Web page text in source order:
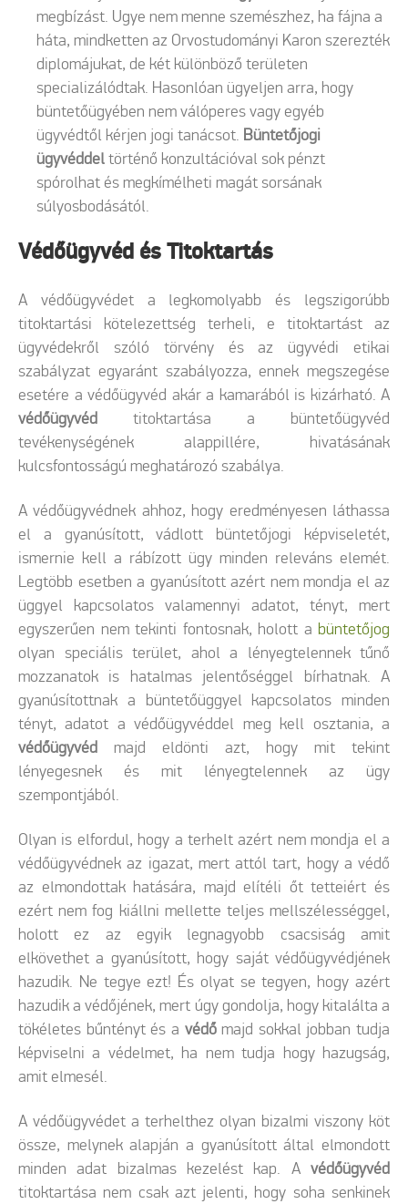
megbízást. Ugye nem menne szemészhez, ha fájna a
háta, mindketten az Orvostudományi Karon szerezték
diplomájukat, de két különböző területen
specializálódtak. Hasonlóan ügyeljen arra, hogy
büntetőügyében nem válóperes vagy egyéb
ügyvédtől kérjen jogi tanácsot. Büntetőjogi
ügyvéddeltörténő konzultációval sok pénzt
spórolhat és megkímélheti magát sorsának
súlyosbodásától.
Védőügyvéd és Titoktartás
A védőügyvédet a legkomolyabb és legszigorúbb
titoktartási kötelezettség terheli, e titoktartást az
ügyvédekről szóló törvény és az ügyvédi etikai
szabályzat egyaránt szabályozza, ennek megszegése
esetére a védőügyvéd akár a kamarából is kizárható. A
védőügyvéd titoktartása a büntetőügyvéd
tevékenységének alappillére, hivatásának
kulcsfontosságú meghatározó szabálya.
A védőügyvédnek ahhoz, hogy eredményesen láthassa
el a gyanúsított, vádlott büntetőjogi képviseletét,
ismernie kell a rábízott ügy minden releváns elemét.
Legtöbb esetben a gyanúsított azért nem mondja el az
üggyel kapcsolatos valamennyi adatot, tényt, mert
egyszerűen nem tekinti fontosnak, holott a büntetőjog
olyan speciális terület, ahol a lényegtelennek tűnő
mozzanatok is hatalmas jelentőséggel bírhatnak. A
gyanúsítottnak a büntetőüggyel kapcsolatos minden
tényt, adatot a védőügyvéddel meg kell osztania, a
védőügyvéd majd eldönti azt, hogy mit tekint
lényegesnek és mit lényegtelennek az ügy
szempontjából.
Olyan is elfordul, hogy a terhelt azért nem mondja el a
védőügyvédnek az igazat, mert attól tart, hogy a védő
az elmondottak hatására, majd elítéli őt tetteiért és
ezért nem fog kiállni mellette teljes mellszélességgel,
holott ez az egyik legnagyobb csacsiság amit
elkövethet a gyanúsított, hogy saját védőügyvédjének
hazudik. Ne tegye ezt! És olyat se tegyen, hogy azért
hazudik a védőjének, mert úgy gondolja, hogy kitalálta a
tökéletes bűntényt és a védőmajd sokkal jobban tudja
képviselni a védelmet, ha nem tudja hogy hazugság,
amit elmesél.
A védőügyvédet a terhelthez olyan bizalmi viszony köt
össze, melynek alapján a gyanúsított által elmondott
minden adat bizalmas kezelést kap. A védőügyvéd
titoktartása nem csak azt jelenti, hogy soha senkinek